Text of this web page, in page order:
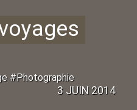
#Photographie
3 JUIN 2014